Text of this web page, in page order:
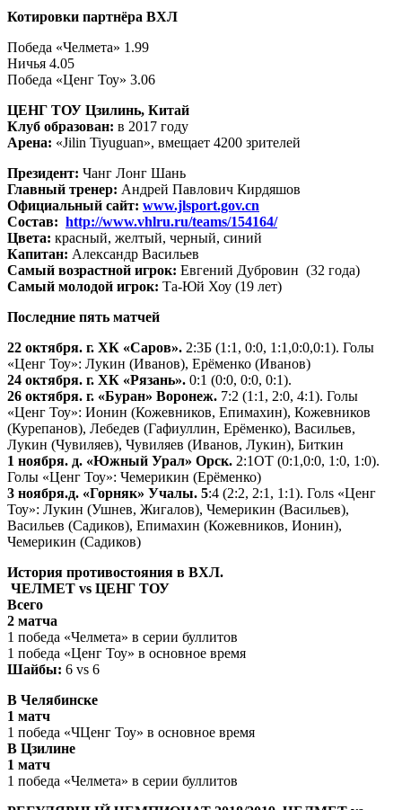
Котировки партнёра ВХЛ
Победа «Челмета» 1.99
Ничья 4.05
Победа «Ценг Тоу» 3.06
ЦЕНГ ТОУ Цзилинь, Китай
Клуб образован: в 2017 году
Арена: «Jilin Tiyuguan», вмещает 4200 зрителей
Президент: Чанг Лонг Шань
Главный тренер: Андрей Павлович Кирдяшов
Официальный сайт: www.jlsport.gov.cn
Состав: http://www.vhlru.ru/teams/154164/
Цвета: красный, желтый, черный, синий
Капитан: Александр Васильев
Самый возрастной игрок: Евгений Дубровин (32 года)
Самый молодой игрок: Та-Юй Хоу (19 лет)
Последние пять матчей
22 октября. г. ХК «Саров». 2:3Б (1:1, 0:0, 1:1,0:0,0:1). Голы
«Ценг Тоу»: Лукин (Иванов), Ерёменко (Иванов)
24 октября. г. ХК «Рязань». 0:1 (0:0, 0:0, 0:1).
26 октября. г. «Буран» Воронеж. 7:2 (1:1, 2:0, 4:1). Голы
«Ценг Тоу»: Ионин (Кожевников, Епимахин), Кожевников
(Курепанов), Лебедев (Гафиуллин, Ерёменко), Васильев,
Лукин (Чувиляев), Чувиляев (Иванов, Лукин), Биткин
1 ноября. д. «Южный Урал» Орск. 2:1ОТ (0:1,0:0, 1:0, 1:0).
Голы «Ценг Тоу»: Чемерикин (Ерёменко)
3 ноября.д. «Горняк» Учалы. 5:4 (2:2, 2:1, 1:1). Голs «Ценг
Тоу»: Лукин (Ушнев, Жигалов), Чемерикин (Васильев),
Васильев (Садиков), Епимахин (Кожевников, Ионин),
Чемерикин (Садиков)
История противостояния в ВХЛ.
ЧЕЛМЕТ vs ЦЕНГ ТОУ
Всего
2 матча
1 победа «Челмета» в серии буллитов
1 победа «Ценг Тоу» в основное время
Шайбы: 6 vs 6
В Челябинске
1 матч
1 победа «ЧЦенг Тоу» в основное время
В Цзилине
1 матч
1 победа «Челмета» в серии буллитов